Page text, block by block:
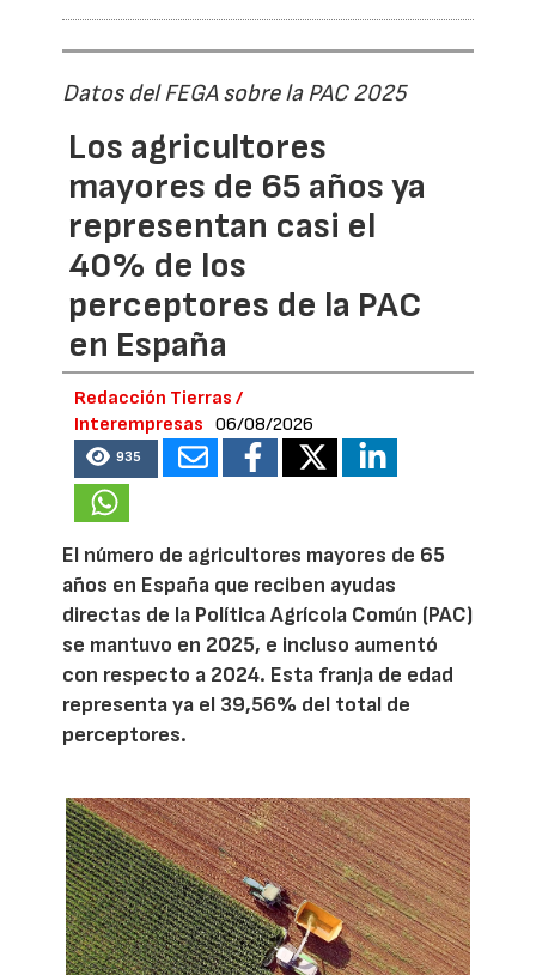
Datos del FEGA sobre la PAC 2025
Los agricultores
mayores de 65 años ya
representan casi el
40% de los
perceptores de la PAC
en España
Redacción Tierras /
Interempresas
06/08/2026
935
El número de agricultores mayores de 65
años en España que reciben ayudas
directas de la Política Agrícola Común (PAC)
se mantuvo en 2025, e incluso aumentó
con respecto a 2024. Esta franja de edad
representa ya el 39,56% del total de
perceptores.